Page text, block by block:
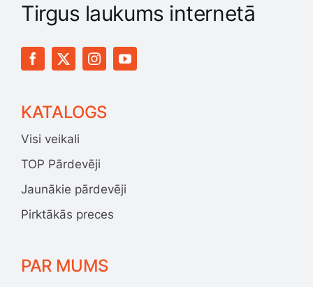
Tirgus laukums internetā
KATALOGS
Visi veikali
TOP Pārdevēji
Jaunākie pārdevēji
Pirktākās preces
PAR MUMS